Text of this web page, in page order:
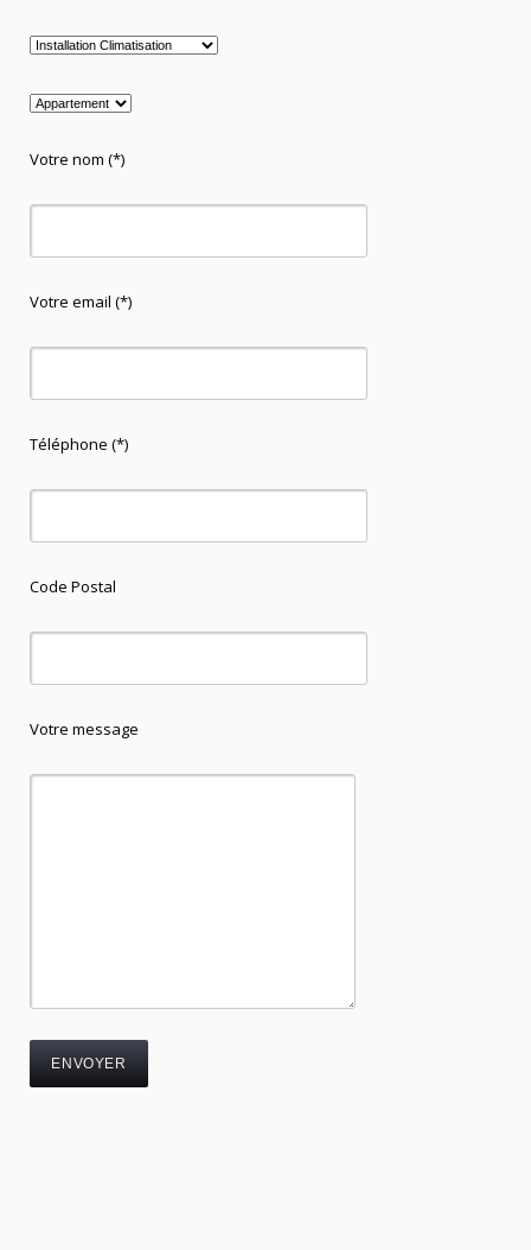
Votre nom (*)
Votre email (*)
Téléphone (*)
Code Postal
Votre message